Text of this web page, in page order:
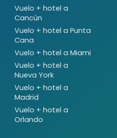
Vuelo + hotel a
Cancún
Vuelo + hotel a Punta
Cana
Vuelo + hotel a Miami
Vuelo + hotel a
Nueva York
Vuelo + hotel a
Madrid
Vuelo + hotel a
Orlando